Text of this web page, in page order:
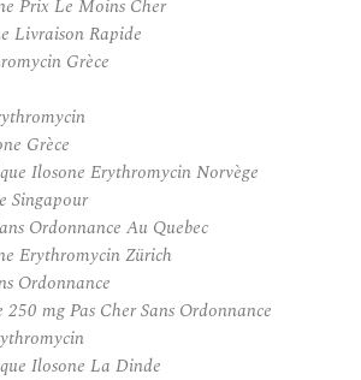
Prix Le Moins Cher
Livraison Rapide
Grèce
Grèce
Ilosone Erythromycin Norvège
Singapour
Ordonnance Au Quebec
Erythromycin Zürich
Ordonnance
mg Pas Cher Sans Ordonnance
Ilosone La Dinde